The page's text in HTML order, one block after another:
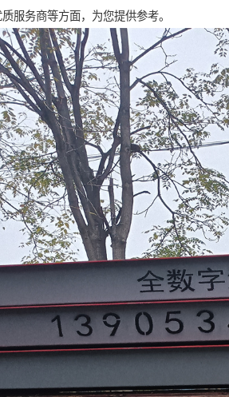
服务商等方面，为您提供参考。